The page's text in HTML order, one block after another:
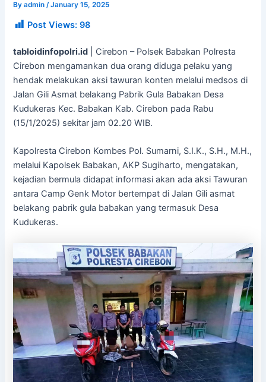
Byadmin/January 15, 2025
Post Views: 98
tabloidinfopolri.id | Cirebon – Polsek Babakan Polresta
Cirebon mengamankan dua orang diduga pelaku yang
hendak melakukan aksi tawuran konten melalui medsos di
Jalan Gili Asmat belakang Pabrik Gula Babakan Desa
Kudukeras Kec. Babakan Kab. Cirebon pada Rabu
(15/1/2025) sekitar jam 02.20 WIB.
Kapolresta Cirebon Kombes Pol. Sumarni, S.I.K., S.H., M.H.,
melalui Kapolsek Babakan, AKP Sugiharto, mengatakan,
kejadian bermula didapat informasi akan ada aksi Tawuran
antara Camp Genk Motor bertempat di Jalan Gili asmat
belakang pabrik gula babakan yang termasuk Desa
Kudukeras.